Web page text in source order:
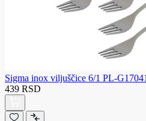
Sigma inox viljuščice 6/1 PL-G17041
439 RSD